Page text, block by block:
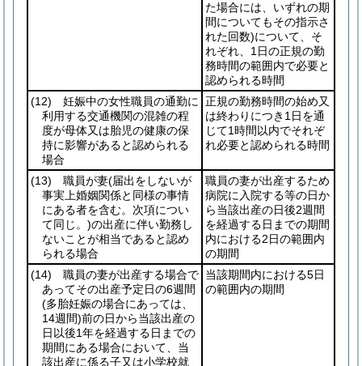
た場合には、いずれの期
間についてもその指示さ
れた回数)について、そ
れぞれ、1日の正規の勤
務時間の範囲内で必要と
認められる時間
(12) 妊娠中の女性職員の通勤に
利用する交通機関の混雑の程
度が母体又は胎児の健康の保
持に影響があると認められる
場合
正規の勤務時間の始め又
は終わりにつき1日を通
じて1時間以内でそれぞ
れ必要と認められる時間
(13) 職員が妻(届出をしないが
事実上婚姻関係と同様の事情
にある者を含む。次項につい
て同じ。)の出産に伴い勤務し
ないことが相当であると認め
られる場合
職員の妻が出産するため
病院に入院する等の日か
ら当該出産の日後2週間
を経過する日までの期間
内における2日の範囲内
の期間
(14) 職員の妻が出産する場合で
あってその出産予定日の6週間
(多胎妊娠の場合にあっては、
14週間)前の日から当該出産の
日以後1年を経過する日までの
期間にある場合において、当
該出産に係る子又は小学校就
当該期間内における5日
の範囲内の期間